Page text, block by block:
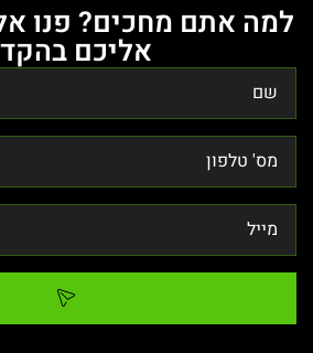
למה אתם מחכים? פנו
אליכם